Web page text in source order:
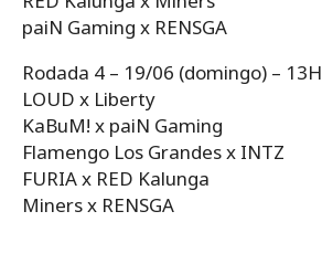
paiN Gaming x RENSGA
Rodada 4 – 19/06 (domingo) – 13H
LOUD x Liberty
KaBuM! x paiN Gaming
Flamengo Los Grandes x INTZ
FURIA x RED Kalunga
Miners x RENSGA